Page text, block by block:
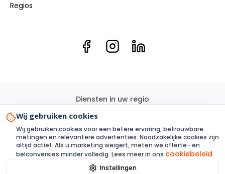
Wij gebruiken cookies
Wij gebruiken cookies voor een betere ervaring, betrouwbare
metingen en relevantere advertenties. Noodzakelijke cookies zijn
altijd actief. Als u marketing weigert, meten we offerte- en
belconversies minder volledig. Lees meer in ons cookiebeleid.
Instellingen
Regios
Diensten in uw regio
ElektricienGroepenkast
3 FaseElektra aanleggenLaadpaalZonnepanelen
Elektra inspectieThuisbatterij